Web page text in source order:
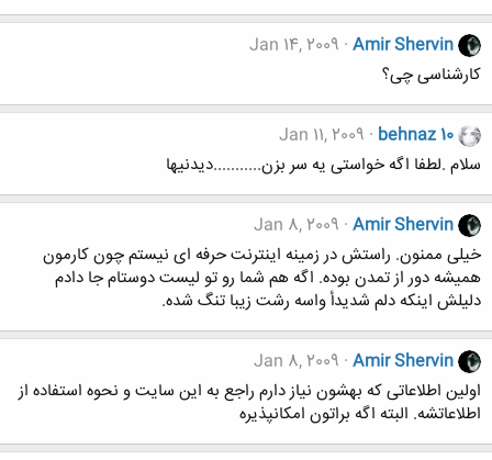
Amir Shervin
Jan 14, 2009
کارشناسی چی؟
behnaz 10
Jan 11, 2009
سلام .لطفا اگه خواستی یه سر بزن...........دیدنیها
Amir Shervin
Jan 8, 2009
خیلی ممنون. راستش در زمینه اینترنت حرفه ای نیستم چون کارمون
همیشه دور از تمدن بوده. اگه هم شما رو تو لیست دوستام جا دادم
دلیلش اینکه دلم شدیدأ واسه رشت زیبا تنگ شده.
Amir Shervin
Jan 8, 2009
اولین اطلاعاتی که بهشون نیاز دارم راجع به این سایت و نحوه استفاده از
اطلاعاتشه. البته اگه براتون امکانپذیره